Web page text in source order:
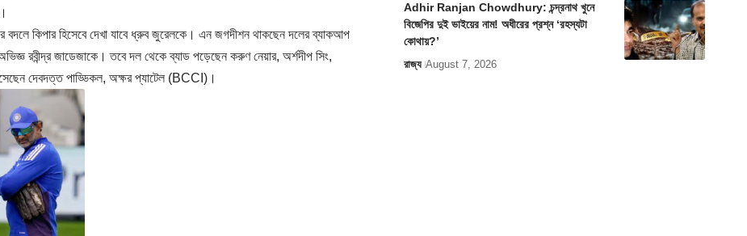
বদলে কিপার হিসেবে দেখা যাবে ধ্রুব জুরেলকে। এন জগদীশন থাকছেন দলের ব্যাকআপ
রবীন্দ্র জাডেজাকে। তবে দল থেকে ব্যাড পড়েছেন করুণ নেয়ার, অর্শদীপ সিং,
দেবদত্ত পাড্ডিকল, অক্ষর প্যাটেল (BCCI)।
Adhir Ranjan Chowdhury: চন্দ্রনাথ খুনে
বিজেপির দুই ভাইয়ের নাম! অধীরের প্রশ্ন ‘রহস্যটা
কোথায়?’
রাজ্য August 7, 2026